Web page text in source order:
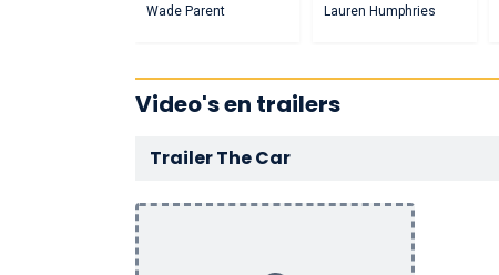
Wade Parent Lauren Humphries
Video's en trailers
Trailer The Car